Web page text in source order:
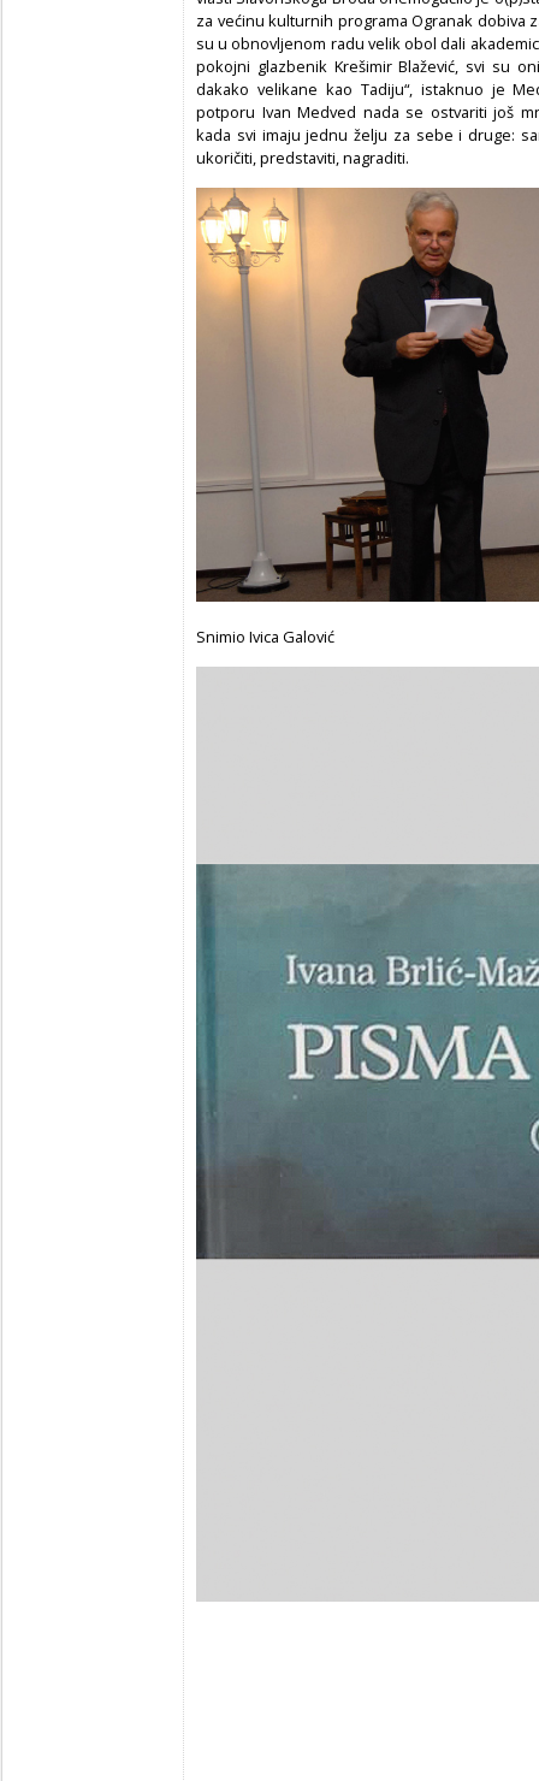
za većinu kulturnih programa Ogranak dobiva
su u obnovljenom radu velik obol dali
pokojni glazbenik Krešimir Blažević, svi su
dakako velikane kao Tadiju“, istaknuo je
potporu Ivan Medved nada se ostvariti još
kada svi imaju jednu želju za sebe i druge:
ukoričiti, predstaviti, nagraditi.
Snimio Ivica Galović